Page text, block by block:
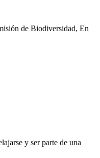
de Biodiversidad, En
y ser parte de una